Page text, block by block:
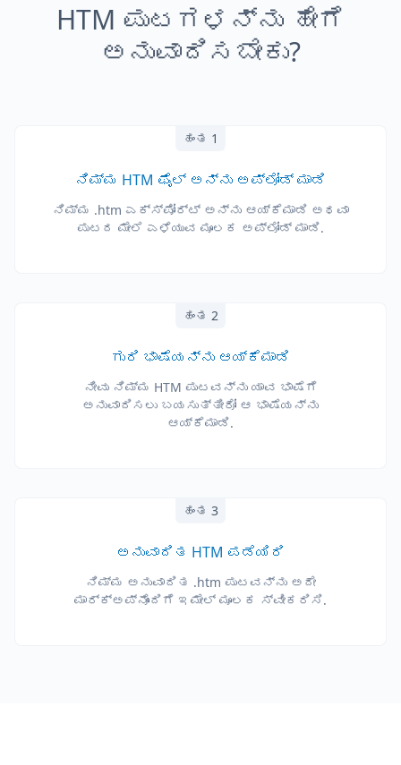
HTM ಪುಟಗಳನ್ನು ಹೇಗೆ
ಅನುವಾದಿಸಬೇಕು?
ಹಂತ 1
ನಿಮ್ಮ HTM ಫೈಲ್ ಅನ್ನು ಅಪ್‌ಲೋಡ್ ಮಾಡಿ
ನಿಮ್ಮ .htm ಎಕ್ಸ್ಪೋರ್ಟ್ ಅನ್ನು ಆಯ್ಕೆಮಾಡಿ ಅಥವಾ
ಪುಟದ ಮೇಲೆ ಎಳೆಯುವ ಮೂಲಕ ಅಪ್‌ಲೋಡ್ ಮಾಡಿ.
ಹಂತ 2
ಗುರಿ ಭಾಷೆಯನ್ನು ಆಯ್ಕೆಮಾಡಿ
ನೀವು ನಿಮ್ಮ HTM ಪುಟವನ್ನು ಯಾವ ಭಾಷೆಗೆ
ಅನುವಾದಿಸಲು ಬಯಸುತ್ತೀರೋ ಆ ಭಾಷೆಯನ್ನು
ಆಯ್ಕೆಮಾಡಿ.
ಹಂತ 3
ಅನುವಾದಿತ HTM ಪಡೆಯಿರಿ
ನಿಮ್ಮ ಅನುವಾದಿತ .htm ಪುಟವನ್ನು ಅದೇ
ಮಾರ್ಕ್ಅಪ್‌ನೊಂದಿಗೆ ಇಮೇಲ್ ಮೂಲಕ ಸ್ವೀಕರಿಸಿ.